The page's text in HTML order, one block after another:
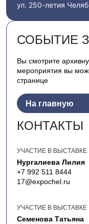
ул. 250-летия
СОБЫТИЕ
Вы смотрите
мероприятия вы
странице
На главную
КОНТАКТЫ
УЧАСТИЕ В ВЫСТАВКЕ
Нургалиева Лилия
+7 992 511 8444
17@expochel.ru
УЧАСТИЕ В ВЫСТАВКЕ
Семенова Татьяна